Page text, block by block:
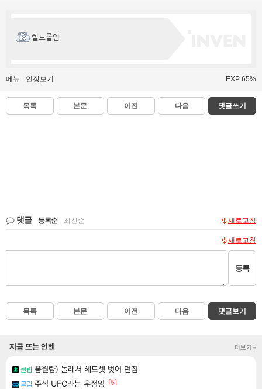
헐트롤임
메뉴 인장보기 EXP 65%
목록 본문 이전 다음 댓글쓰기
댓글 등록순 최신순 새로고침
새로고침
등록
목록 본문 이전 다음 댓글보기
지금 뜨는 인벤 더보기+
클립 풍월량) 놀래서 헤드셋 벗어 던짐
클립 주식 UFC라는 우정잉 [5]